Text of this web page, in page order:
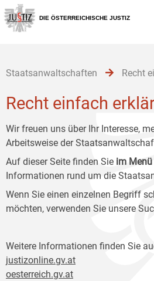
Zur
Hauptnavigation
[1]
Zum
Inhalt
[2]
Zum
Untermenü
[3]
DIE ÖSTERREICHISCHE JUSTIZ
Staatsanwaltschaften Recht
Recht einfach
Wir freuen uns über Ihr Interesse,
Arbeitsweise der
Auf dieser Seite finden Sie im Menü
Informationen rund um die
Wenn Sie einen einzelnen Begriff
möchten, verwenden Sie unsere
Weitere Informationen finden Sie
justizonline.gv.at
oesterreich.gv.at